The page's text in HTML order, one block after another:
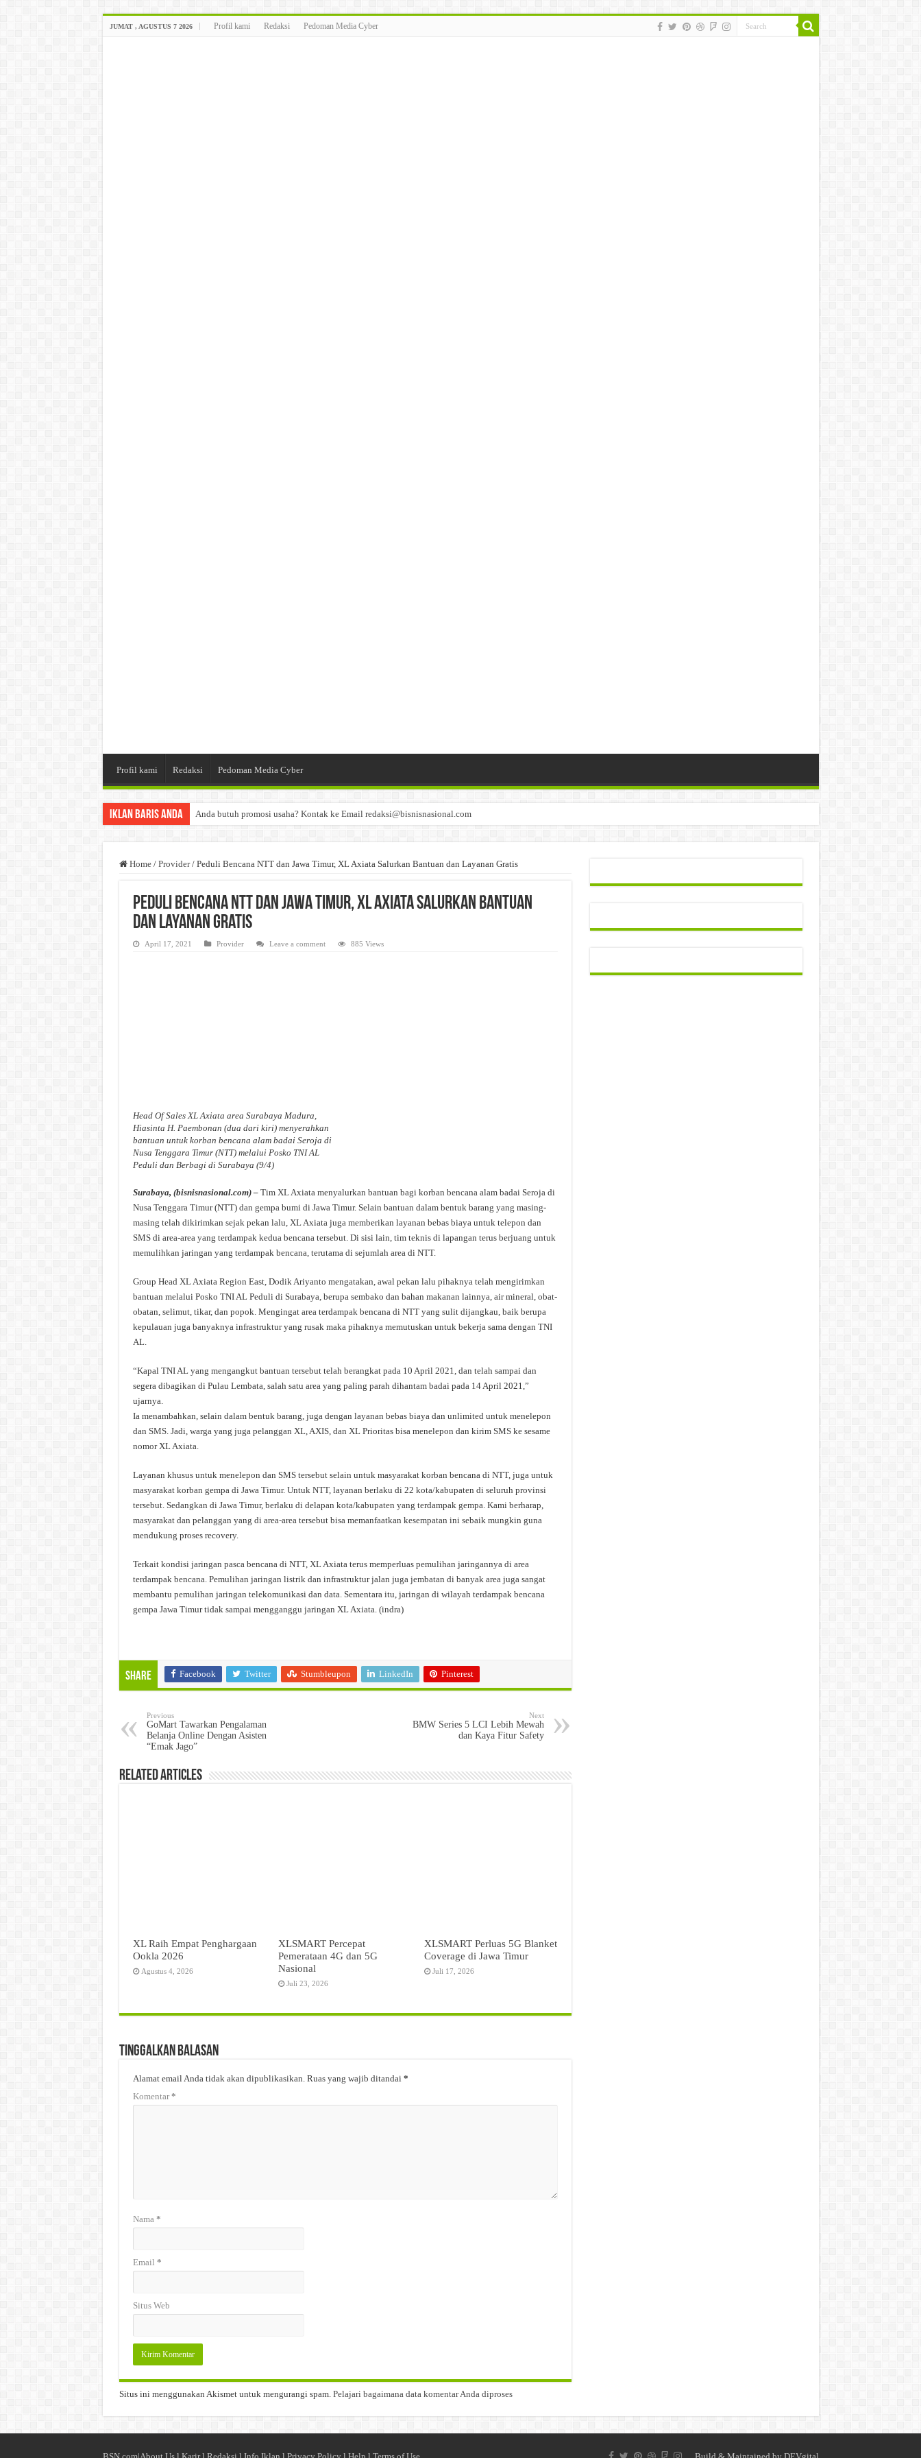
JUMAT , AGUSTUS 7 2026 Profil kami Redaksi Pedoman Media Cyber
Profil kami Redaksi Pedoman Media Cyber
Iklan Baris Anda Anda butuh promosi usaha? Kontak ke Email redaksi@bisnisnasional.com
Home / Provider / Peduli Bencana NTT dan Jawa Timur, XL Axiata Salurkan Bantuan dan Layanan Gratis
Peduli Bencana NTT dan Jawa Timur, XL Axiata Salurkan Bantuan
dan Layanan Gratis
April 17, 2021 Provider Leave a comment 885 Views
Head Of Sales XL Axiata area Surabaya Madura,
Hiasinta H. Paembonan (dua dari kiri) menyerahkan
bantuan untuk korban bencana alam badai Seroja di
Nusa Tenggara Timur (NTT) melalui Posko TNI AL
Peduli dan Berbagi di Surabaya (9/4)
Surabaya, (bisnisnasional.com) –Tim XL Axiata menyalurkan bantuan bagi korban bencana alam badai Seroja di
Nusa Tenggara Timur (NTT) dan gempa bumi di Jawa Timur. Selain bantuan dalam bentuk barang yang masing-
masing telah dikirimkan sejak pekan lalu, XL Axiata juga memberikan layanan bebas biaya untuk telepon dan
SMS di area-area yang terdampak kedua bencana tersebut. Di sisi lain, tim teknis di lapangan terus berjuang untuk
memulihkan jaringan yang terdampak bencana, terutama di sejumlah area di NTT.
Group Head XL Axiata Region East, Dodik Ariyanto mengatakan, awal pekan lalu pihaknya telah mengirimkan
bantuan melalui Posko TNI AL Peduli di Surabaya, berupa sembako dan bahan makanan lainnya, air mineral, obat-
obatan, selimut, tikar, dan popok. Mengingat area terdampak bencana di NTT yang sulit dijangkau, baik berupa
kepulauan juga banyaknya infrastruktur yang rusak maka pihaknya memutuskan untuk bekerja sama dengan TNI
AL.
“Kapal TNI AL yang mengangkut bantuan tersebut telah berangkat pada 10 April 2021, dan telah sampai dan
segera dibagikan di Pulau Lembata, salah satu area yang paling parah dihantam badai pada 14 April 2021,”
ujarnya.
Ia menambahkan, selain dalam bentuk barang, juga dengan layanan bebas biaya dan unlimited untuk menelepon
dan SMS. Jadi, warga yang juga pelanggan XL, AXIS, dan XL Prioritas bisa menelepon dan kirim SMS ke sesame
nomor XL Axiata.
Layanan khusus untuk menelepon dan SMS tersebut selain untuk masyarakat korban bencana di NTT, juga untuk
masyarakat korban gempa di Jawa Timur. Untuk NTT, layanan berlaku di 22 kota/kabupaten di seluruh provinsi
tersebut. Sedangkan di Jawa Timur, berlaku di delapan kota/kabupaten yang terdampak gempa. Kami berharap,
masyarakat dan pelanggan yang di area-area tersebut bisa memanfaatkan kesempatan ini sebaik mungkin guna
mendukung proses recovery.
Terkait kondisi jaringan pasca bencana di NTT, XL Axiata terus memperluas pemulihan jaringannya di area
terdampak bencana. Pemulihan jaringan listrik dan infrastruktur jalan juga jembatan di banyak area juga sangat
membantu pemulihan jaringan telekomunikasi dan data. Sementara itu, jaringan di wilayah terdampak bencana
gempa Jawa Timur tidak sampai mengganggu jaringan XL Axiata. (indra)
Share Facebook Twitter Stumbleupon LinkedIn Pinterest
Previous
GoMart Tawarkan Pengalaman
Belanja Online Dengan Asisten
“Emak Jago”
Next
BMW Series 5 LCI Lebih Mewah
dan Kaya Fitur Safety
Related Articles
XL Raih Empat Penghargaan
Ookla 2026
Agustus 4, 2026
XLSMART Percepat
Pemerataan 4G dan 5G
Nasional
Juli 23, 2026
XLSMART Perluas 5G Blanket
Coverage di Jawa Timur
Juli 17, 2026
Tinggalkan Balasan
Alamat email Anda tidak akan dipublikasikan. Ruas yang wajib ditandai *
Komentar*
Nama *
Email *
Situs Web
Situs ini menggunakan Akismet untuk mengurangi spam. Pelajari bagaimana data komentar Anda diproses